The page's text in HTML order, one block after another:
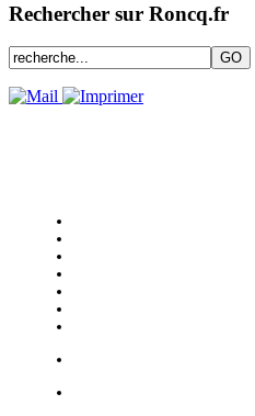
Rechercher sur Roncq.fr